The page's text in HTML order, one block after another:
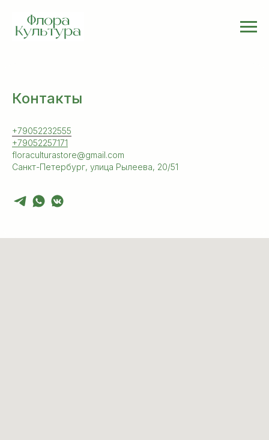
Контакты
+79052232555
+79052257171
floraculturastore@gmail.com
Санкт-Петербург, улица Рылеева, 20/51